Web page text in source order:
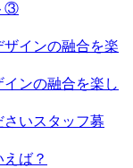
③
インの融合を楽し
スタッフ募
ば？